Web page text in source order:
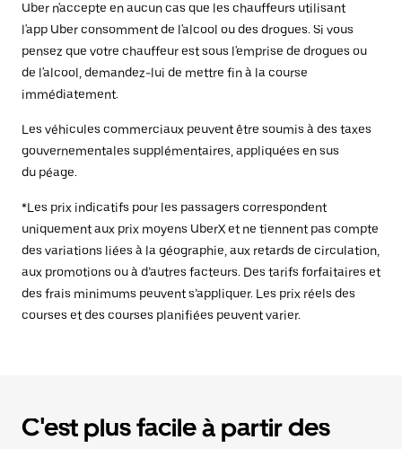
Uber n'accepte en aucun cas que les chauffeurs utilisant
l'app Uber consomment de l'alcool ou des drogues. Si vous
pensez que votre chauffeur est sous l'emprise de drogues ou
de l'alcool, demandez-lui de mettre fin à la course
immédiatement.
Les véhicules commerciaux peuvent être soumis à des taxes
gouvernementales supplémentaires, appliquées en sus
du péage.
*Les prix indicatifs pour les passagers correspondent
uniquement aux prix moyens UberX et ne tiennent pas compte
des variations liées à la géographie, aux retards de circulation,
aux promotions ou à d’autres facteurs. Des tarifs forfaitaires et
des frais minimums peuvent s’appliquer. Les prix réels des
courses et des courses planifiées peuvent varier.
C'est plus facile à partir des